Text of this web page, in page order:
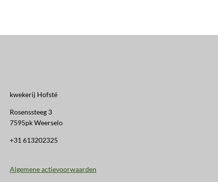
kwekerij Hofsté
Rosenssteeg 3
7595pk Weerselo
+31 613202325
Algemene actievoorwaarden